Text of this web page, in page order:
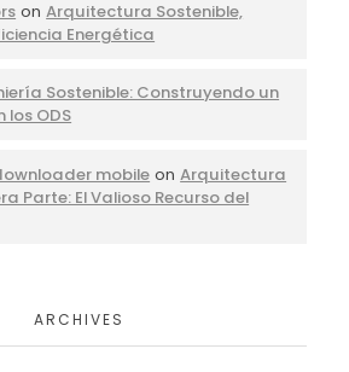
onArquitectura Sostenible,
Energética
Sostenible: Construyendo un
los ODS
mobile onArquitectura
Parte: El Valioso Recurso del
ARCHIVES